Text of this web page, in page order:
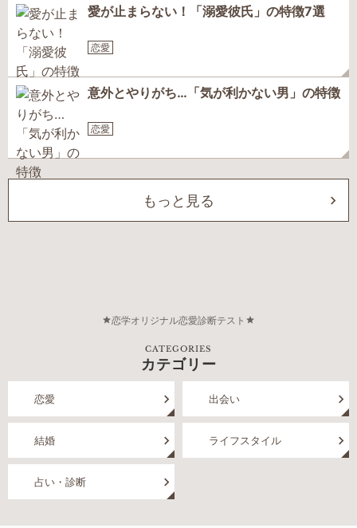
愛が止まらない！「溺愛彼氏」の特徴7選
恋愛
意外とやりがち…「気が利かない男」の特徴
恋愛
もっと見る
恋学オリジナル恋愛診断テスト
CATEGORIES
カテゴリー
恋愛 出会い
結婚 ライフスタイル
占い・診断